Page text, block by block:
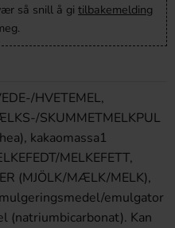
så snill å gi tilbakemelding
HVETEMEL,
SKUMMETMELKPUL
kakaomassa1
MELKEFETT,
(MJÖLK/MÆLK/MELK),
emulgator
(natriumbicarbonat). Kan